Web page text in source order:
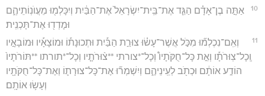
10
אַתָּ֣ה בֶן־אָדָ֗ם הַגֵּ֤ד אֶת־בֵּֽית־יִשְׂרָאֵל֙ אֶת־הַבַּ֔יִת וְיִכָּלְמ֖וּ מֵעֲוֺנֽוֹתֵיהֶ֑ם
וּמָדְד֖וּ אֶת־תָּכְנִֽית׃
11
וְאִֽם־נִכְלְמ֞וּ מִכֹּ֣ל אֲשֶׁר־עָשׂ֗וּ צוּרַ֣ת הַבַּ֡יִת וּתְכוּנָת֡וֹ וּמוֹצָאָ֡יו וּמוֹבָאָ֣יו
וְֽכָל־צֽוּרֹתָ֡ו וְאֵ֣ת כָּל־חֻקֹּתָיו֩ וְכָל־*צורתי **צ֨וּרֹתָ֤יו וְכָל־*תורתו **תּוֹרֹתָיו֙
הוֹדַ֣ע אוֹתָ֔ם וּכְתֹ֖ב לְעֵֽינֵיהֶ֑ם וְיִשְׁמְר֞וּ אֶת־כָּל־צוּרָת֛וֹ וְאֶת־כָּל־חֻקֹּתָ֖יו
וְעָשׂ֥וּ אוֹתָֽם׃